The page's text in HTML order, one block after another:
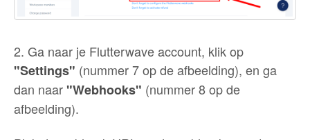
2. Ga naar je Flutterwave account, klik op
"Settings" (nummer 7 op de afbeelding), en ga
dan naar "Webhooks" (nummer 8 op de
afbeelding).